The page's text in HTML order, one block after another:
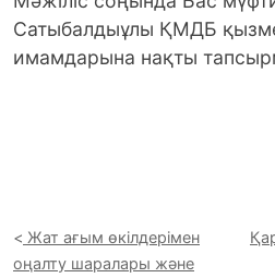
Сатыбалдыұлы ҚМДБ
имамдарына нақты
Жат ағым өкілдерімен
оңалту шаралары және